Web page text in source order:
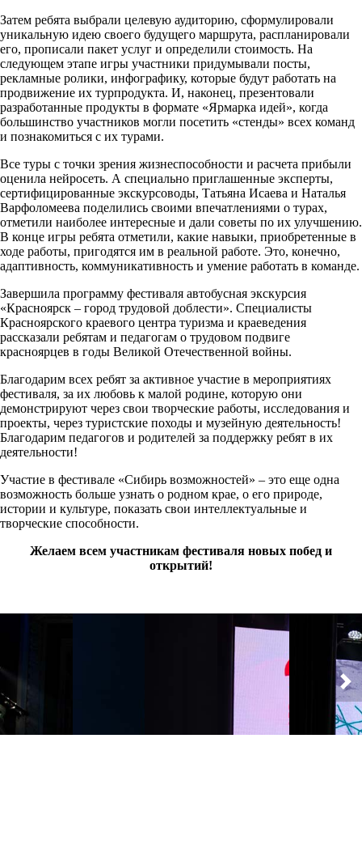
Затем ребята выбрали целевую аудиторию, сформулировали
уникальную идею своего будущего маршрута, распланировали
его, прописали пакет услуг и определили стоимость. На
следующем этапе игры участники придумывали посты,
рекламные ролики, инфографику, которые будут работать на
продвижение их турпродукта. И, наконец, презентовали
разработанные продукты в формате «Ярмарка идей», когда
большинство участников могли посетить «стенды» всех команд
и познакомиться с их турами.
Все туры с точки зрения жизнеспособности и расчета прибыли
оценила нейросеть. А специально приглашенные эксперты,
сертифицированные экскурсоводы, Татьяна Исаева и Наталья
Варфоломеева поделились своими впечатлениями о турах,
отметили наиболее интересные и дали советы по их улучшению.
В конце игры ребята отметили, какие навыки, приобретенные в
ходе работы, пригодятся им в реальной работе. Это, конечно,
адаптивность, коммуникативность и умение работать в команде.
Завершила программу фестиваля автобусная экскурсия
«Красноярск – город трудовой доблести». Специалисты
Красноярского краевого центра туризма и краеведения
рассказали ребятам и педагогам о трудовом подвиге
красноярцев в годы Великой Отечественной войны.
Благодарим всех ребят за активное участие в мероприятиях
фестиваля, за их любовь к малой родине, которую они
демонстрируют через свои творческие работы, исследования и
проекты, через туристские походы и музейную деятельность!
Благодарим педагогов и родителей за поддержку ребят в их
деятельности!
Участие в фестивале «Сибирь возможностей» – это еще одна
возможность больше узнать о родном крае, о его природе,
истории и культуре, показать свои интеллектуальные и
творческие способности.
Желаем всем участникам фестиваля новых побед и
открытий!